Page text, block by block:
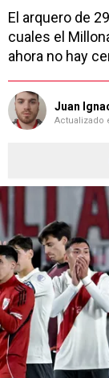
El arquero de
cuales el
ahora no hay
Juan
Actualizado